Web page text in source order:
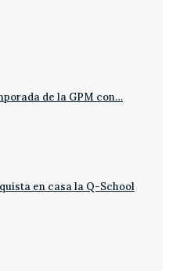
de la GPM con…
en casa la Q-School